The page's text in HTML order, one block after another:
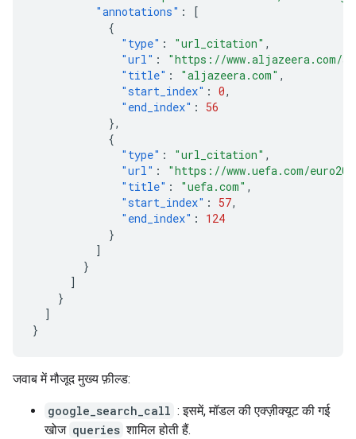
"annotations" :
[
{
"type" : "url_citation" ,
"url" :
"https://www.aljazeera.com/
"title" : "aljazeera.com" ,
"start_index" : 0,
"end_index" :
56
},
{
"type" : "url_citation" ,
"url" :
"https://www.uefa.com/
"title" : "uefa.com" ,
"start_index" : 57,
"end_index" :
124
}
]
}
]
}
]
}
जवाब में मौजूद मुख्य फ़ील्ड:
google_search_call : इसमें, मॉडल की एक्ज़ीक्यूट की गई
खोज queries शामिल होती हैं.